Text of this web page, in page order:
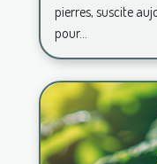
pierres, suscite
pour...